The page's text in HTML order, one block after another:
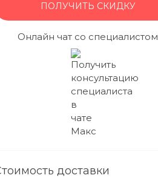
ПОЛУЧИТЬ СКИДКУ
Онлайн чат со специалистом
доставки